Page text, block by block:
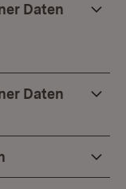
Daten
Daten